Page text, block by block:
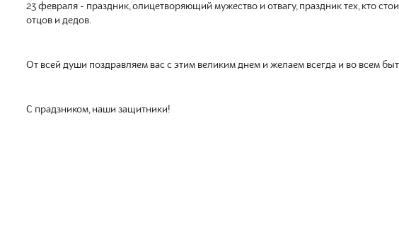
23 февраля - праздник, олицетворяющий мужество и отвагу, праздник тех, кто
отцов и дедов.
От всей души поздравляем вас с этим великим днем и желаем всегда и во всем
С прадзником, наши защитники!